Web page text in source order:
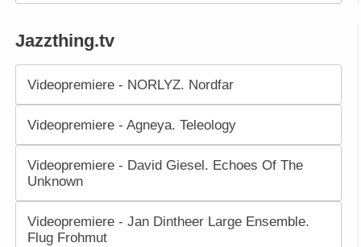
Jazzthing.tv
Videopremiere - NORLYZ. Nordfar
Videopremiere - Agneya. Teleology
Videopremiere - David Giesel. Echoes Of The
Unknown
Videopremiere - Jan Dintheer Large Ensemble.
Flug Frohmut